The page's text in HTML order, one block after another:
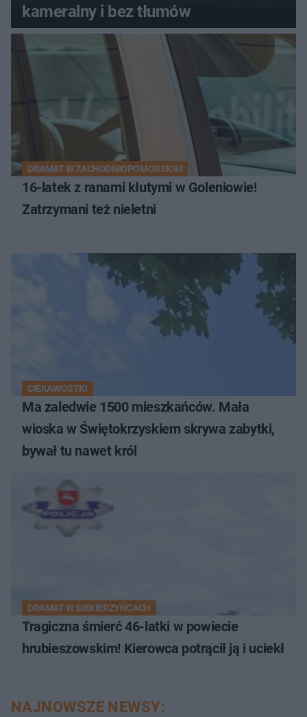
kameralny i bez tłumów
DRAMAT W ZACHODNIOPOMORSKIM
16-latek z ranami kłutymi w Goleniowie!
Zatrzymani też nieletni
CIEKAWOSTKI
Ma zaledwie 1500 mieszkańców. Mała
wioska w Świętokrzyskiem skrywa zabytki,
bywał tu nawet król
DRAMAT W SIEKIERZYŃCACH
Tragiczna śmierć 46-latki w powiecie
hrubieszowskim! Kierowca potrącił ją i uciekł
NAJNOWSZE NEWSY: